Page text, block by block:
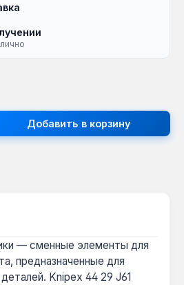
введите
Добавить в корзину
— сменные элементы для
предназначенные для
Knipex 44 29 J61